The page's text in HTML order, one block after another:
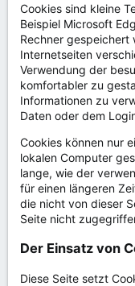
Cookies sind kleine
Beispiel Microsoft
Rechner gespeichert
Internetseiten
Verwendung der
komfortabler zu
Informationen zu
Daten oder dem
Cookies können nur
lokalen Computer
lange, wie der
für einen längeren
die nicht von dieser
Seite nicht
Der Einsatz von
Diese Seite setzt